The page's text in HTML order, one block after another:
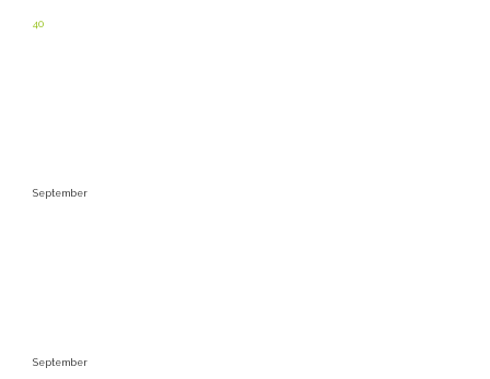
40
September
September